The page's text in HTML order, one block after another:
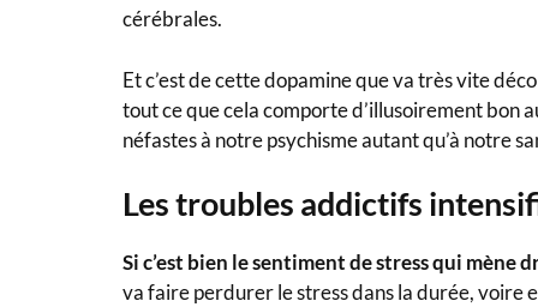
cérébrales.
Et c’est de cette dopamine que va très vite
tout ce que cela comporte d’illusoirement bon
néfastes à notre psychisme autant qu’à notre
Les troubles addictifs
Si c’est bien le sentiment de stress qui mène
va faire perdurer le stress dans la durée, voire